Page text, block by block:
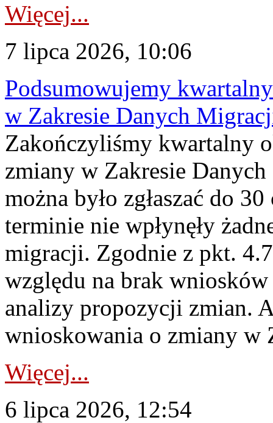
Więcej...
7 lipca 2026, 10:06
Podsumowujemy
w Zakresie Danych
Zakończyliśmy kwartalny
zmiany w Zakresie
można było zgłaszać do
terminie nie wpłynęły
migracji. Zgodnie z pkt.
względu na brak
analizy propozycji zmian.
wnioskowania o zmiany w
Więcej...
6 lipca 2026, 12:54